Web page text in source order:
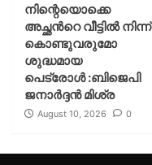
നിന്റെയൊക്കെ
അച്ഛൻറെ വീട്ടിൽ നിന്ന്
കൊണ്ടുവരുമോ
ശുദ്ധമായ
പെട്രോൾ :ബിജെപി
ജനാർദ്ദൻ മിശ്ര
August 10, 2026 0